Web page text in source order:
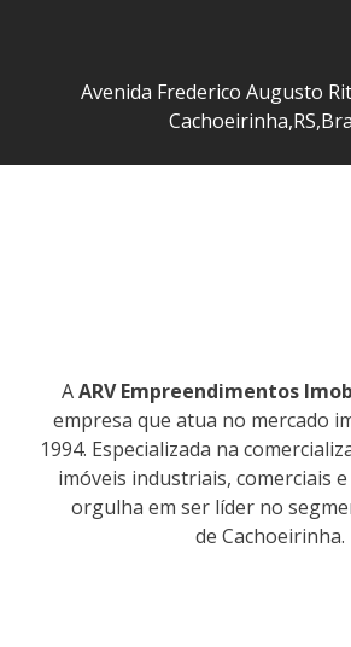
Avenida Frederico Augusto
Cachoeirinha,RS,
AARV Empreendimentos
empresa que atua no mercado
1994. Especializada na
imóveis industriais, comerciais
orgulha em ser líder no
de Cachoeirinha.